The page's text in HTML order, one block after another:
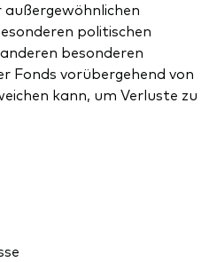
politischen
besonderen
Fonds vorübergehend von
kann, um Verluste zu